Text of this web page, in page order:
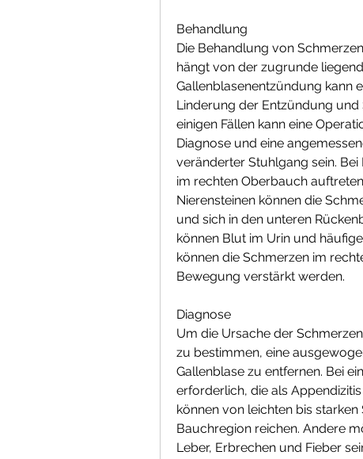
Behandlung
Die Behandlung von
hängt von der zugrunde
Gallenblasenentzündung kann
Linderung der Entzündung
einigen Fällen kann eine
Diagnose und eine
veränderter Stuhlgang sein.
im rechten Oberbauch
Nierensteinen können die
und sich in den unteren
können Blut im Urin und
können die Schmerzen im
Bewegung verstärkt werden.
Diagnose
Um die Ursache der
zu bestimmen, eine
Gallenblase zu entfernen. Bei
erforderlich, die als
können von leichten bis
Bauchregion reichen. Andere
Leber, Erbrechen und Fieber